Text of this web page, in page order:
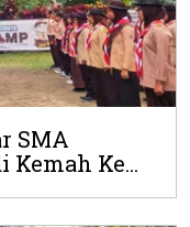
SMA
Ke...